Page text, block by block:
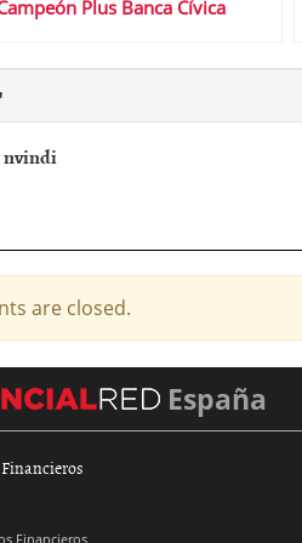
Plus Banca Cívica
nvindi
are closed.
España
Financieros